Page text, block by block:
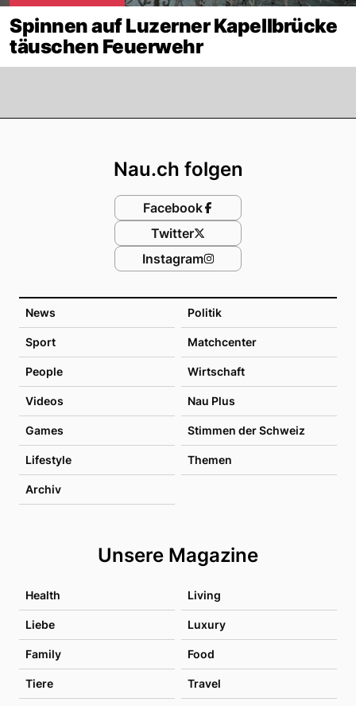
Spinnen auf Luzerner Kapellbrücke
täuschen Feuerwehr
News Politik
Sport Matchcenter
People Wirtschaft
Videos Nau Plus
Games Stimmen der Schweiz
Lifestyle Themen
Archiv
Unsere Magazine
Health Living
Liebe Luxury
Family Food
Tiere Travel
Nau.ch folgen
Facebook
Twitter
Instagram